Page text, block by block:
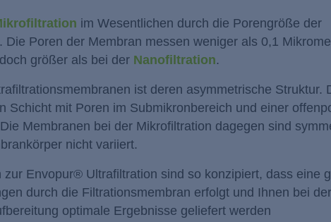
im Wesentlichen durch die Porengröße der
Poren der Membran messen weniger als 0,1
größer als bei der Nanofiltration.
ist deren asymmetrische Struktur.
Schicht mit Poren im Submikronbereich und einer
Membranen bei der Mikrofiltration dagegen sind
nicht variiert.
Envopur® Ultrafiltration sind so konzipiert, dass eine
durch die Filtrationsmembran erfolgt und Ihnen bei der
optimale Ergebnisse geliefert werden